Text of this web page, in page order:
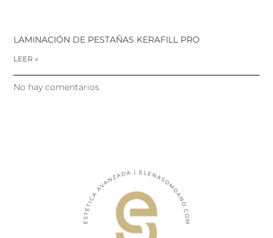
LAMINACIÓN DE PESTAÑAS KERAFILL PRO
LEER »
No hay comentarios